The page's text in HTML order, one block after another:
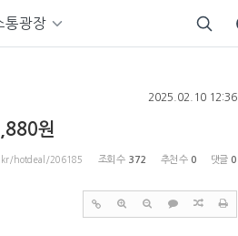
통광장
2025.02.10 12:36
원
hotdeal/206185 조회 수 372 추천 수 0 댓글 0